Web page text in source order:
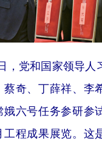
党和国家领导人
蔡奇、丁薛祥、李
六号任务参研参
工程成果展览。这